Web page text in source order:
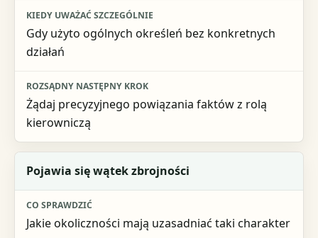
Gdy użyto ogólnych określeń bez konkretnych
działań
Żądaj precyzyjnego powiązania faktów z rolą
kierowniczą
Pojawia się wątek zbrojności
Jakie okoliczności mają uzasadniać taki charakter